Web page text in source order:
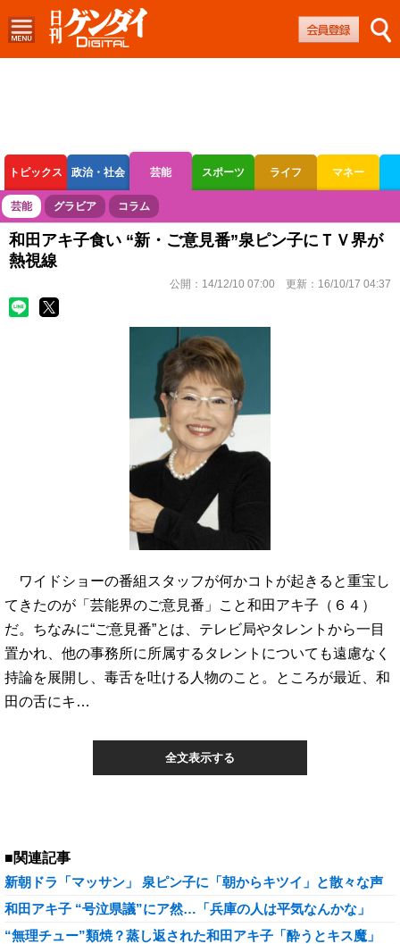
トピックス 政治・社会 芸能 スポーツ ライフ マネー
ボートレース 競輪 オートレース
芸能 グラビア コラム
和田アキ子食い “新・ご意見番”泉ピン子にＴＶ界が
熱視線
公開： 14/12/10 07:00 更新： 16/10/17 04:37
ワイドショーの番組スタッフが何かコトが起きると重宝し
てきたのが「芸能界のご意見番」こと和田アキ子（６４）
だ。ちなみに“ご意見番”とは、テレビ局やタレントから一目
置かれ、他の事務所に所属するタレントについても遠慮なく
持論を展開し、毒舌を吐ける人物のこと。ところが最近、和
田の舌にキ…
全文表示する
■関連記事
新朝ドラ「マッサン」 泉ピン子に「朝からキツイ」と散々な声
和田アキ子 “号泣県議”にア然…「兵庫の人は平気なんかな」
“無理チュー”類焼？蒸し返された和田アキ子「酔うとキス魔」